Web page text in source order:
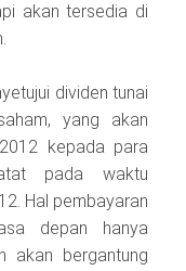
akan tersedia di
dividen tunai
yang akan
kepada para
pada waktu
Hal pembayaran
depan hanya
akan bergantung